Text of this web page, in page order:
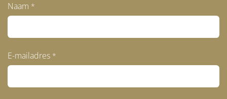
Naam *
E-mailadres *